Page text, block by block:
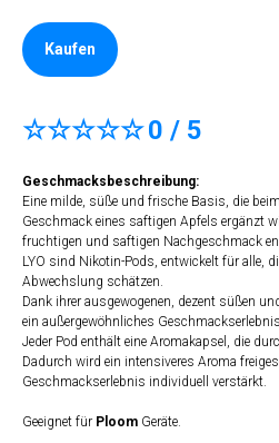
Kaufen
☆☆☆☆☆0 / 5
Geschmacksbeschreibung:
Eine milde, süße und frische Basis, die
Geschmack eines saftigen Apfels ergänzt
fruchtigen und saftigen Nachgeschmack
LYO sind Nikotin-Pods, entwickelt für alle,
Abwechslung schätzen.
Dank ihrer ausgewogenen, dezent süßen
ein außergewöhnliches
Jeder Pod enthält eine Aromakapsel, die
Dadurch wird ein intensiveres Aroma
Geschmackserlebnis individuell verstärkt.
Geeignet für Ploom Geräte.